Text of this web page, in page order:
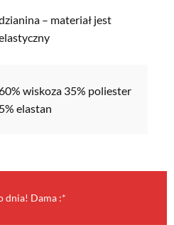
– materiał jest
wiskoza 35% poliester
5% elastan
dnia! Dama :*